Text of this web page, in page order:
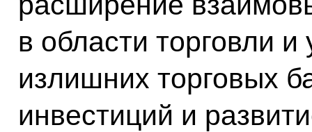
в области торговли
излишних торговых
инвестиций и